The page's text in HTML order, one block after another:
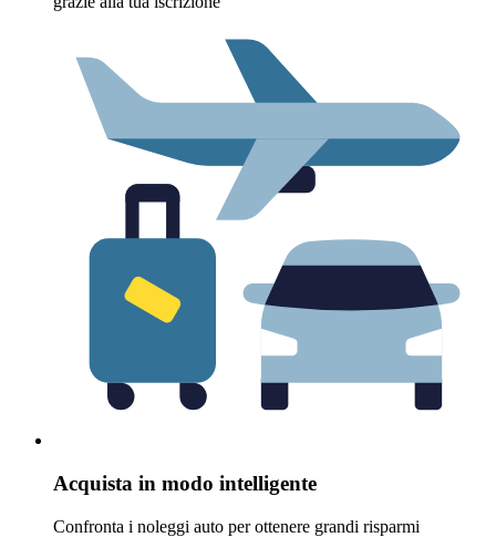
Acquista in modo intelligente
Confronta i noleggi auto per ottenere grandi risparmi